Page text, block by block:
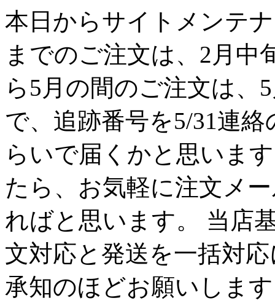
本日からサイトメンテ
までのご注文は、2月中
ら5月の間のご注文は、
で、追跡番号を5/31連
らいで届くかと思いま
たら、お気軽に注文メ
ればと思います。 当店
文対応と発送を一括対
承知のほどお願いしま